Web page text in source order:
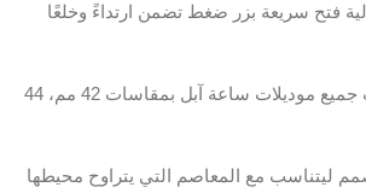
فتح سريعة بزر ضغط تضمن ارتداءً وخلعًا
يناسب جميع موديلات ساعة آبل بمقاسات 42 مم، 44
ليتناسب مع المعاصم التي يتراوح محيطها